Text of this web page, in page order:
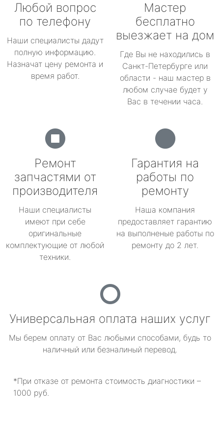
Любой вопрос
по телефону
Наши специалисты дадут
полную информацию.
Назначат цену ремонта и
время работ.
Мастер
бесплатно
выезжает на дом
Где Вы не находились в
Санкт-Петербурге или
области - наш мастер в
любом случае будет у
Вас в течении часа.
Ремонт
запчастями от
производителя
Наши специалисты
имеют при себе
оригинальные
комплектующие от любой
техники.
Гарантия на
работы по
ремонту
Наша компания
предоставляет гарантию
на выполненые работы по
ремонту до 2 лет.
Универсальная оплата наших услуг
Мы берем оплату от Вас любыми способами, будь то
наличный или безналиный перевод.
*При отказе от ремонта стоимость диагностики –
1000 руб.